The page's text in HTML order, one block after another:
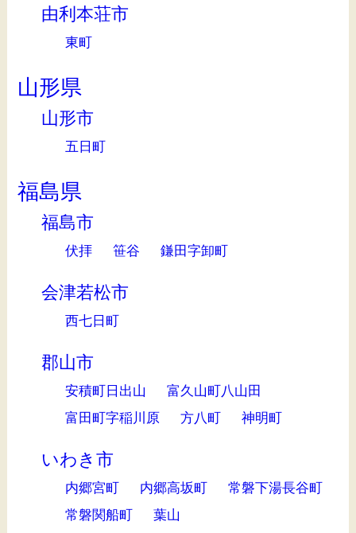
由利本荘市
東町
山形県
山形市
五日町
福島県
福島市
伏拝 笹谷 鎌田字卸町
会津若松市
西七日町
郡山市
安積町日出山
富久山町八山田
富田町字稲川原
方八町 神明町
いわき市
内郷宮町 内郷高坂町
常磐下湯長谷町
常磐関船町
葉山